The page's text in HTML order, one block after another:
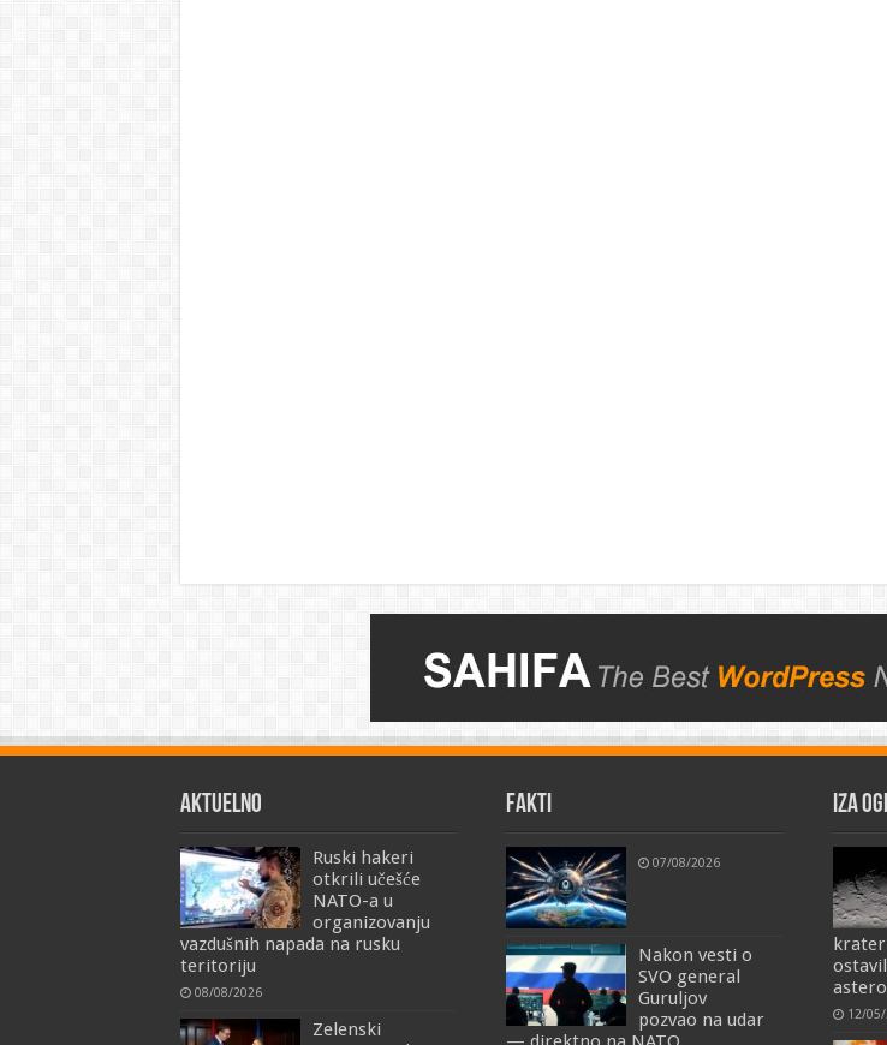
AKTUELNO
Ruski hakeri
otkrili učešće
NATO-a u
organizovanju
vazdušnih napada na rusku
teritoriju
08/08/2026
Zelenski
FAKTI
07/08/2026
Nakon vesti o
SVO general
Guruljov
pozvao na udar
IZA
krater
12/